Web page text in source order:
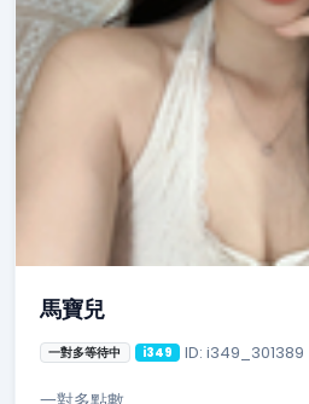
馬寶兒
一對多等待中 i349 ID: i349_301389